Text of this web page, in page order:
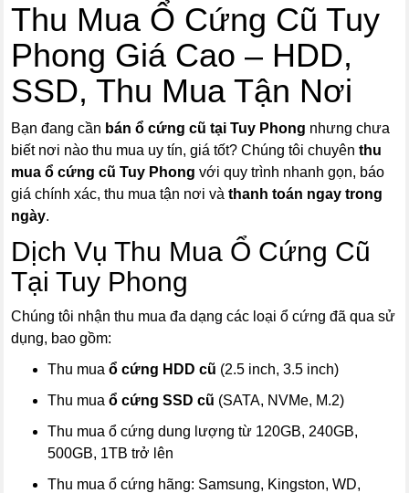
Thu Mua Ổ Cứng Cũ Tuy
Phong Giá Cao – HDD,
SSD, Thu Mua Tận Nơi
Bạn đang cần bán ổ cứng cũ tại Tuy Phong nhưng chưa
biết nơi nào thu mua uy tín, giá tốt? Chúng tôi chuyênthu
mua ổ cứng cũ Tuy Phong với quy trình nhanh gọn, báo
giá chính xác, thu mua tận nơi vàthanh toán ngay trong
ngày.
Dịch Vụ Thu Mua Ổ Cứng Cũ
Tại Tuy Phong
Chúng tôi nhận thu mua đa dạng các loại ổ cứng đã qua sử
dụng, bao gồm:
Thu muaổ cứng HDD cũ (2.5 inch, 3.5 inch)
Thu muaổ cứng SSD cũ (SATA, NVMe, M.2)
Thu mua ổ cứng dung lượng từ 120GB, 240GB,
500GB, 1TB trở lên
Thu mua ổ cứng hãng: Samsung, Kingston, WD,